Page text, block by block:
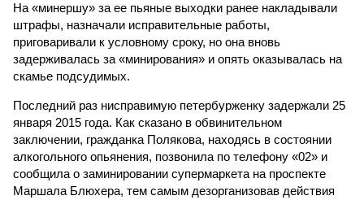
На «минершу» за ее пьяные выходки ранее накладывали
штрафы, назначали исправительные работы,
приговаривали к условному сроку, но она вновь
задерживалась за «минирования» и опять оказывалась на
скамье подсудимых.
Последний раз нисправимую петербурженку задержали 25
января 2015 года. Как сказано в обвинительном
заключении, гражданка Полякова, находясь в состоянии
алкогольного опьянения, позвонила по телефону «02» и
сообщила о заминировании супермаркета на проспекте
Маршала Блюхера, тем самым дезорганизовав действия